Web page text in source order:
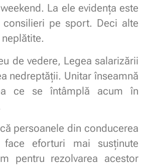
La ele evidența este
pe sport. Deci alte
de vedere, Legea salarizării
nedreptății. Unitar înseamnă
ce se întâmplă acum în
persoanele din conducerea
face eforturi mai susținute
pentru rezolvarea acestor